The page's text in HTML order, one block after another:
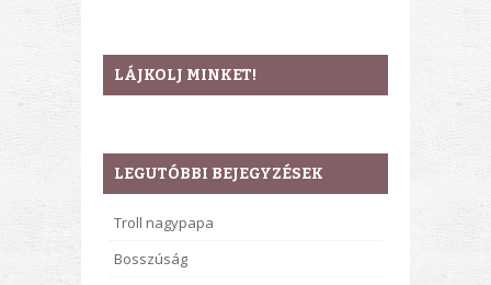
LÁJKOLJ MINKET!
LEGUTÓBBI BEJEGYZÉSEK
Troll nagypapa
Bosszúság